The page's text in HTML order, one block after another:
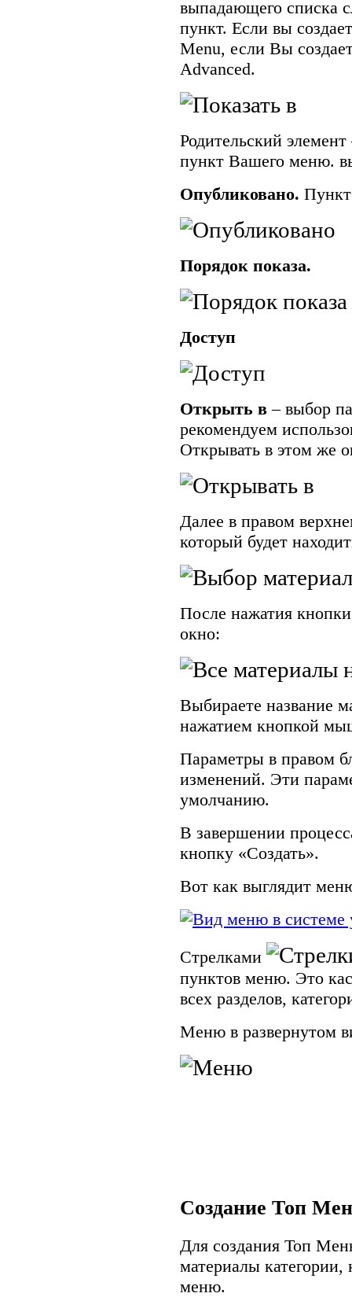
выпадающего списка
пункт. Если вы
Menu, если Вы
Advanced.
Родительский элемент
пункт Вашего меню.
Опубликовано.
Порядок показа.
Доступ
Открыть в – выбор
рекомендуем
Открывать в этом же
Далее в правом
который будет
После нажатия
окно:
Выбираете название
нажатием кнопкой
Параметры в правом
изменений. Эти
умолчанию.
В завершении
кнопку «Создать».
Вот как выглядит
Стрелками
пунктов меню. Это
всех разделов,
Меню в развернутом
Создание Топ
Для создания Топ
материалы категории,
меню.